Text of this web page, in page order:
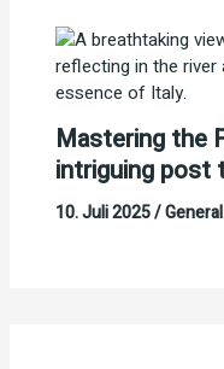
Mastering the
intriguing post
10. Juli 2025/General